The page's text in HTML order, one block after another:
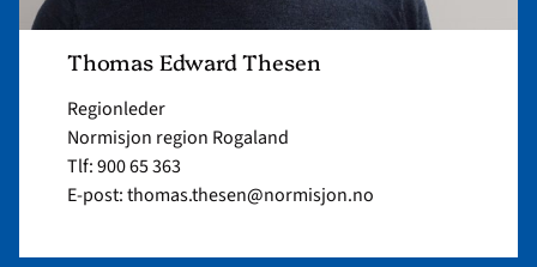
Thomas Edward Thesen
Regionleder
Normisjon region Rogaland
Tlf: 900 65 363
E-post: thomas.thesen@normisjon.no